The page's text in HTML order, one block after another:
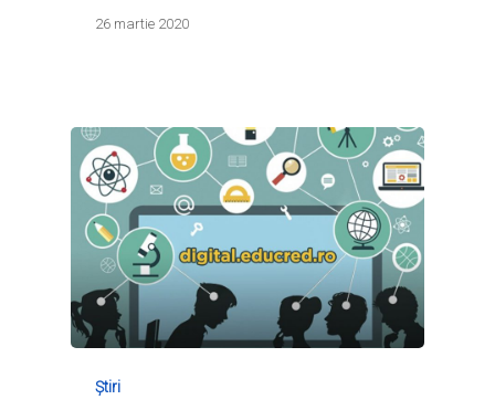
26 martie 2020
Știri
Dicționar termeni și
Linkuri utile
Glosar
Partenerii CRED
Comunicate
Evenimente
digital.educred.ro
Login